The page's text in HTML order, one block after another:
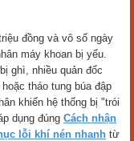
đồng và vô số ngày
máy khoan bị yếu.
ghì, nhiều quản đốc
tháo tung búa đập
khiến hệ thống bị "trói
dụng đúng Cách nhận
lỗi khí nén nhanh từ